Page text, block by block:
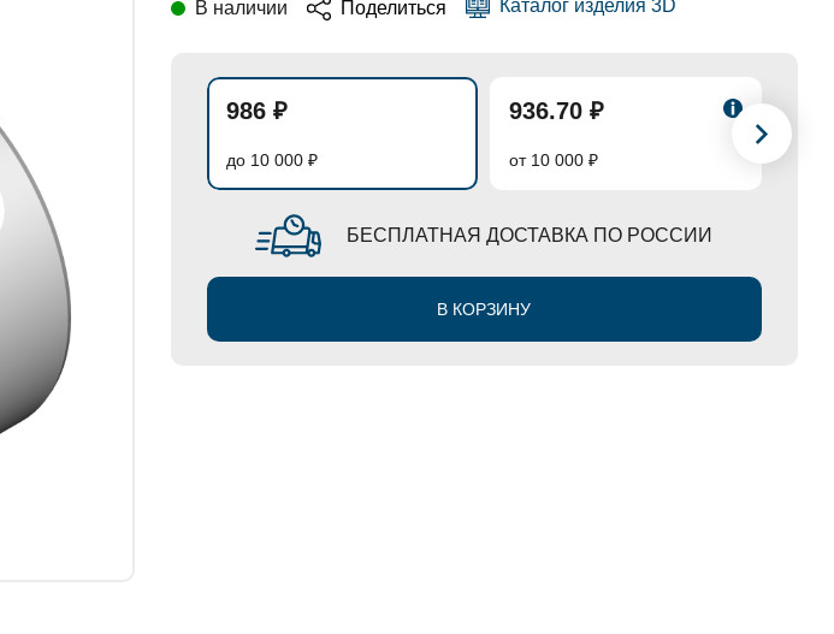
В наличии Поделиться Каталог изделия 3D
986 ₽
до 10 000 ₽
936.70 ₽
от 10 000 ₽
БЕСПЛАТНАЯ ДОСТАВКА ПО РОССИИ
В КОРЗИНУ